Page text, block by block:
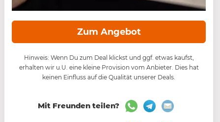
Zum Angebot
Hinweis: Wenn Du zum Deal klickst und ggf. etwas kaufst,
erhalten wir u.U. eine kleine Provision vom Anbieter. Dies hat
keinen Einfluss auf die Qualität unserer Deals.
Mit Freunden teilen?